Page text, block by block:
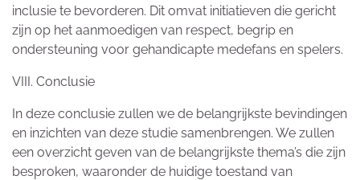
inclusie te bevorderen. Dit omvat initiatieven die gericht
zijn op het aanmoedigen van respect, begrip en
ondersteuning voor gehandicapte medefans en spelers.
VIII. Conclusie
In deze conclusie zullen we de belangrijkste bevindingen
en inzichten van deze studie samenbrengen. We zullen
een overzicht geven van de belangrijkste thema’s die zijn
besproken, waaronder de huidige toestand van